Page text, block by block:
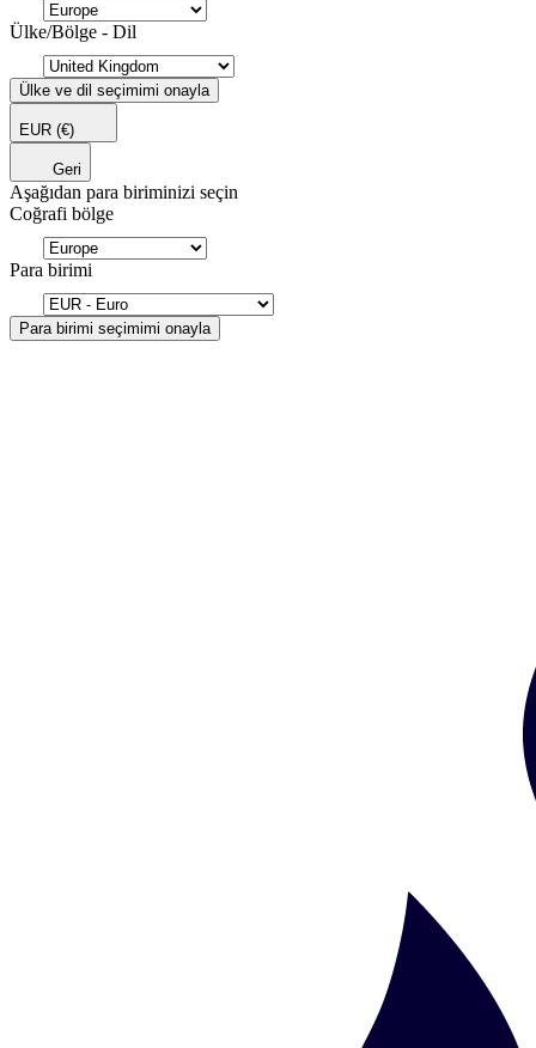
Ülke/Bölge - Dil
Ülke ve dil seçimimi onayla
EUR (€)
Geri
Aşağıdan para biriminizi seçin
Coğrafi bölge
Para birimi
Para birimi seçimimi onayla